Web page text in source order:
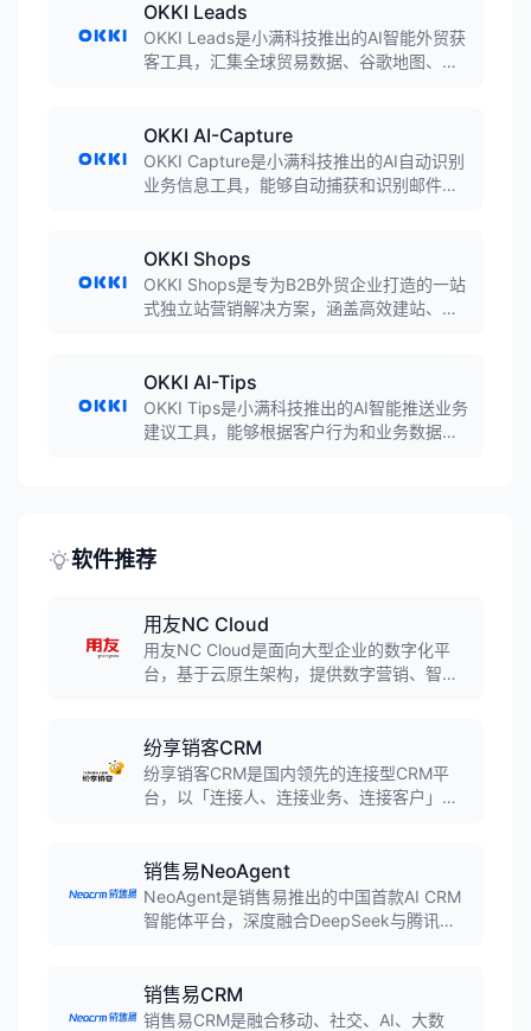
决策支持。
OKKI Leads
OKKI Leads是小满科技推出的AI智能外贸获
客工具，汇集全球贸易数据、谷歌地图、
户，实现高效获客。
OKKI AI-Capture
OKKI Capture是小满科技推出的AI自动识别
业务信息工具，能够自动捕获和识别邮件、
系统。
OKKI Shops
OKKI Shops是专为B2B外贸企业打造的一站
式独立站营销解决方案，涵盖高效建站、
动翻译功能。
OKKI AI-Tips
OKKI Tips是小满科技推出的AI智能推送业务
建议工具，能够根据客户行为和业务数据，
软件推荐
用友NC Cloud
用友NC Cloud是面向大型企业的数字化平
台，基于云原生架构，提供数字营销、智能
转型。
纷享销客CRM
纷享销客CRM是国内领先的连接型CRM平
台，以「连接人、连接业务、连接客户」为
后服务全流程，支持SaaS订阅和私有化部
署，适合50-500人规模的中大型企业使用。
销售易NeoAgent
NeoAgent是销售易推出的中国首款AI CRM
智能体平台，深度融合DeepSeek与腾讯混
增长引擎。
销售易CRM
销售易CRM是融合移动、社交、AI、大数